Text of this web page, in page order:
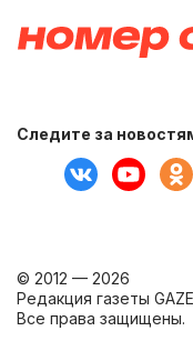
Следите за
© 2012 — 2026
Редакция газеты
Все права защищены.